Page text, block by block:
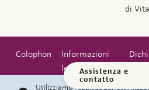
Utilizziamo i cookies per
di
Colophon
Informazioni
legali
Copyright © 2026 Zurigo
Assistenza e
contatto